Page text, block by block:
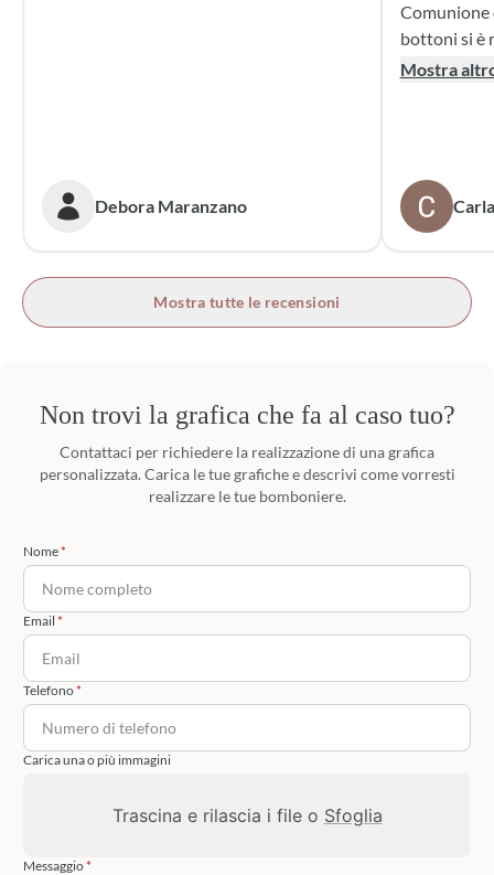
Debora Maranzano
Comunione di
bottoni si è
supporto
prossime
bottoni!
Mostra
Mostra tutte le recensioni
Non trovi la grafica che fa al caso tuo?
Contattaci per richiedere la realizzazione di una grafica
personalizzata. Carica le tue grafiche e descrivi come vorresti
realizzare le tue bomboniere.
Nome
Email
Telefono
Carica una o più immagini
Trascina e rilascia i file o Sfoglia
Messaggio